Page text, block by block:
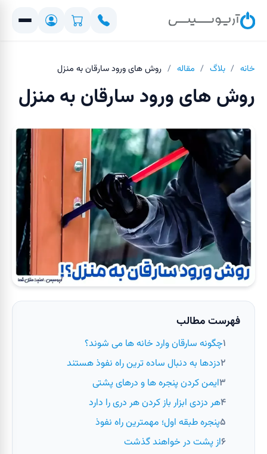
خانه / بلاگ / مقاله / روش های ورود سارقان به منزل
روش های ورود سارقان به منزل
فهرست مطالب
چگونه سارقان وارد خانه ها می شوند؟
دزدها به دنبال ساده ترین راه نفوذ هستند
ایمن کردن پنجره ها و درهای پشتی
هر دزدی ابزار باز کردن هر دری را دارد
پنجره طبقه اول؛ مهمترین راه نفوذ
از پشت در خواهند گذشت